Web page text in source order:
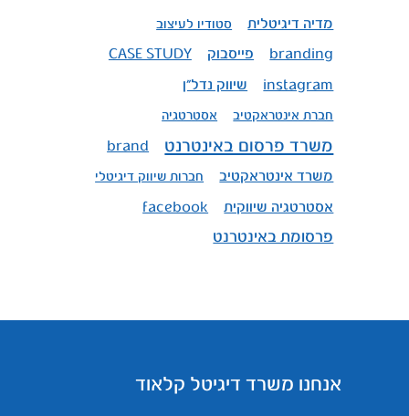
מדיה דיגיטלית סטודיו לעיצוב
branding פייסבוק CASE STUDY
instagram שיווק נדל"ן
חברת אינטראקטיב אסטרטגיה
משרד פרסום באינטרנט brand
משרד אינטראקטיב חברות שיווק דיגיטלי
אסטרטגיה שיווקית facebook
פרסומת באינטרנט
אנחנו משרד דיגיטל קלאוד